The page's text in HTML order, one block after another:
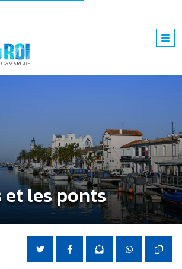
et les ponts